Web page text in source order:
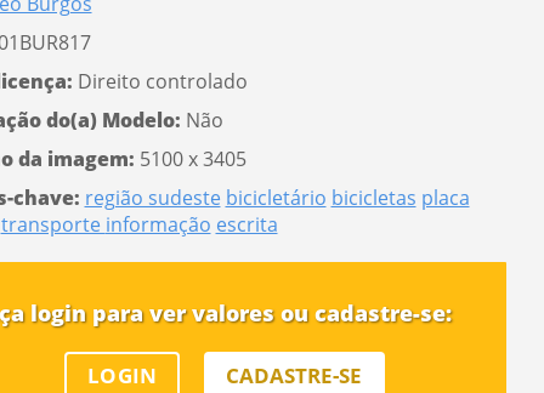
Direito controlado
do(a) Modelo: Não
da imagem: 5100 x 3405
chave: região sudeste bicicletário bicicletas placa
transporte informação escrita
login para ver valores ou cadastre-se:
LOGIN CADASTRE-SE